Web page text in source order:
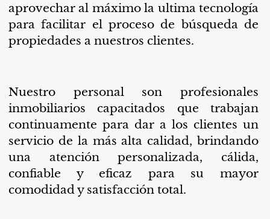
aprovechar al máximo la ultima tecnología
para facilitar el proceso de búsqueda de
propiedades a nuestros clientes.
Nuestro personal son profesionales
inmobiliarios capacitados que trabajan
continuamente para dar a los clientes un
servicio de la más alta calidad, brindando
una atención personalizada, cálida,
confiable y eficaz para su mayor
comodidad y satisfacción total.